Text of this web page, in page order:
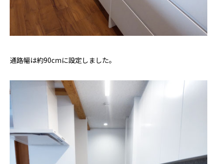
通路幅は約90cmに設定しました。